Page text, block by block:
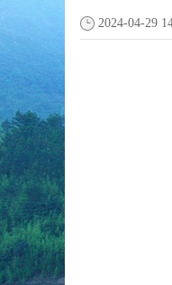
2024-04-29